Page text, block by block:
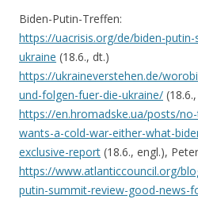
Biden-Putin-Treffen:
https://uacrisis.org/de/biden-
ukraine (18.6., dt.)
https://ukraineverstehen.de/
und-folgen-fuer-die-ukraine/
https://en.hromadske.ua/posts/
wants-a-cold-war-either-what-
exclusive-report (18.6., engl.),
https://www.atlanticcouncil.org/
putin-summit-review-good-news-